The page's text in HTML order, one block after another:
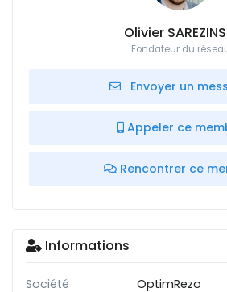
Olivier
Fondateur du
Envoyer un
Appeler ce
Rencontrer ce
Informations
Société
OptimRezo